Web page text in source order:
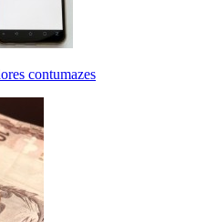
contumazes